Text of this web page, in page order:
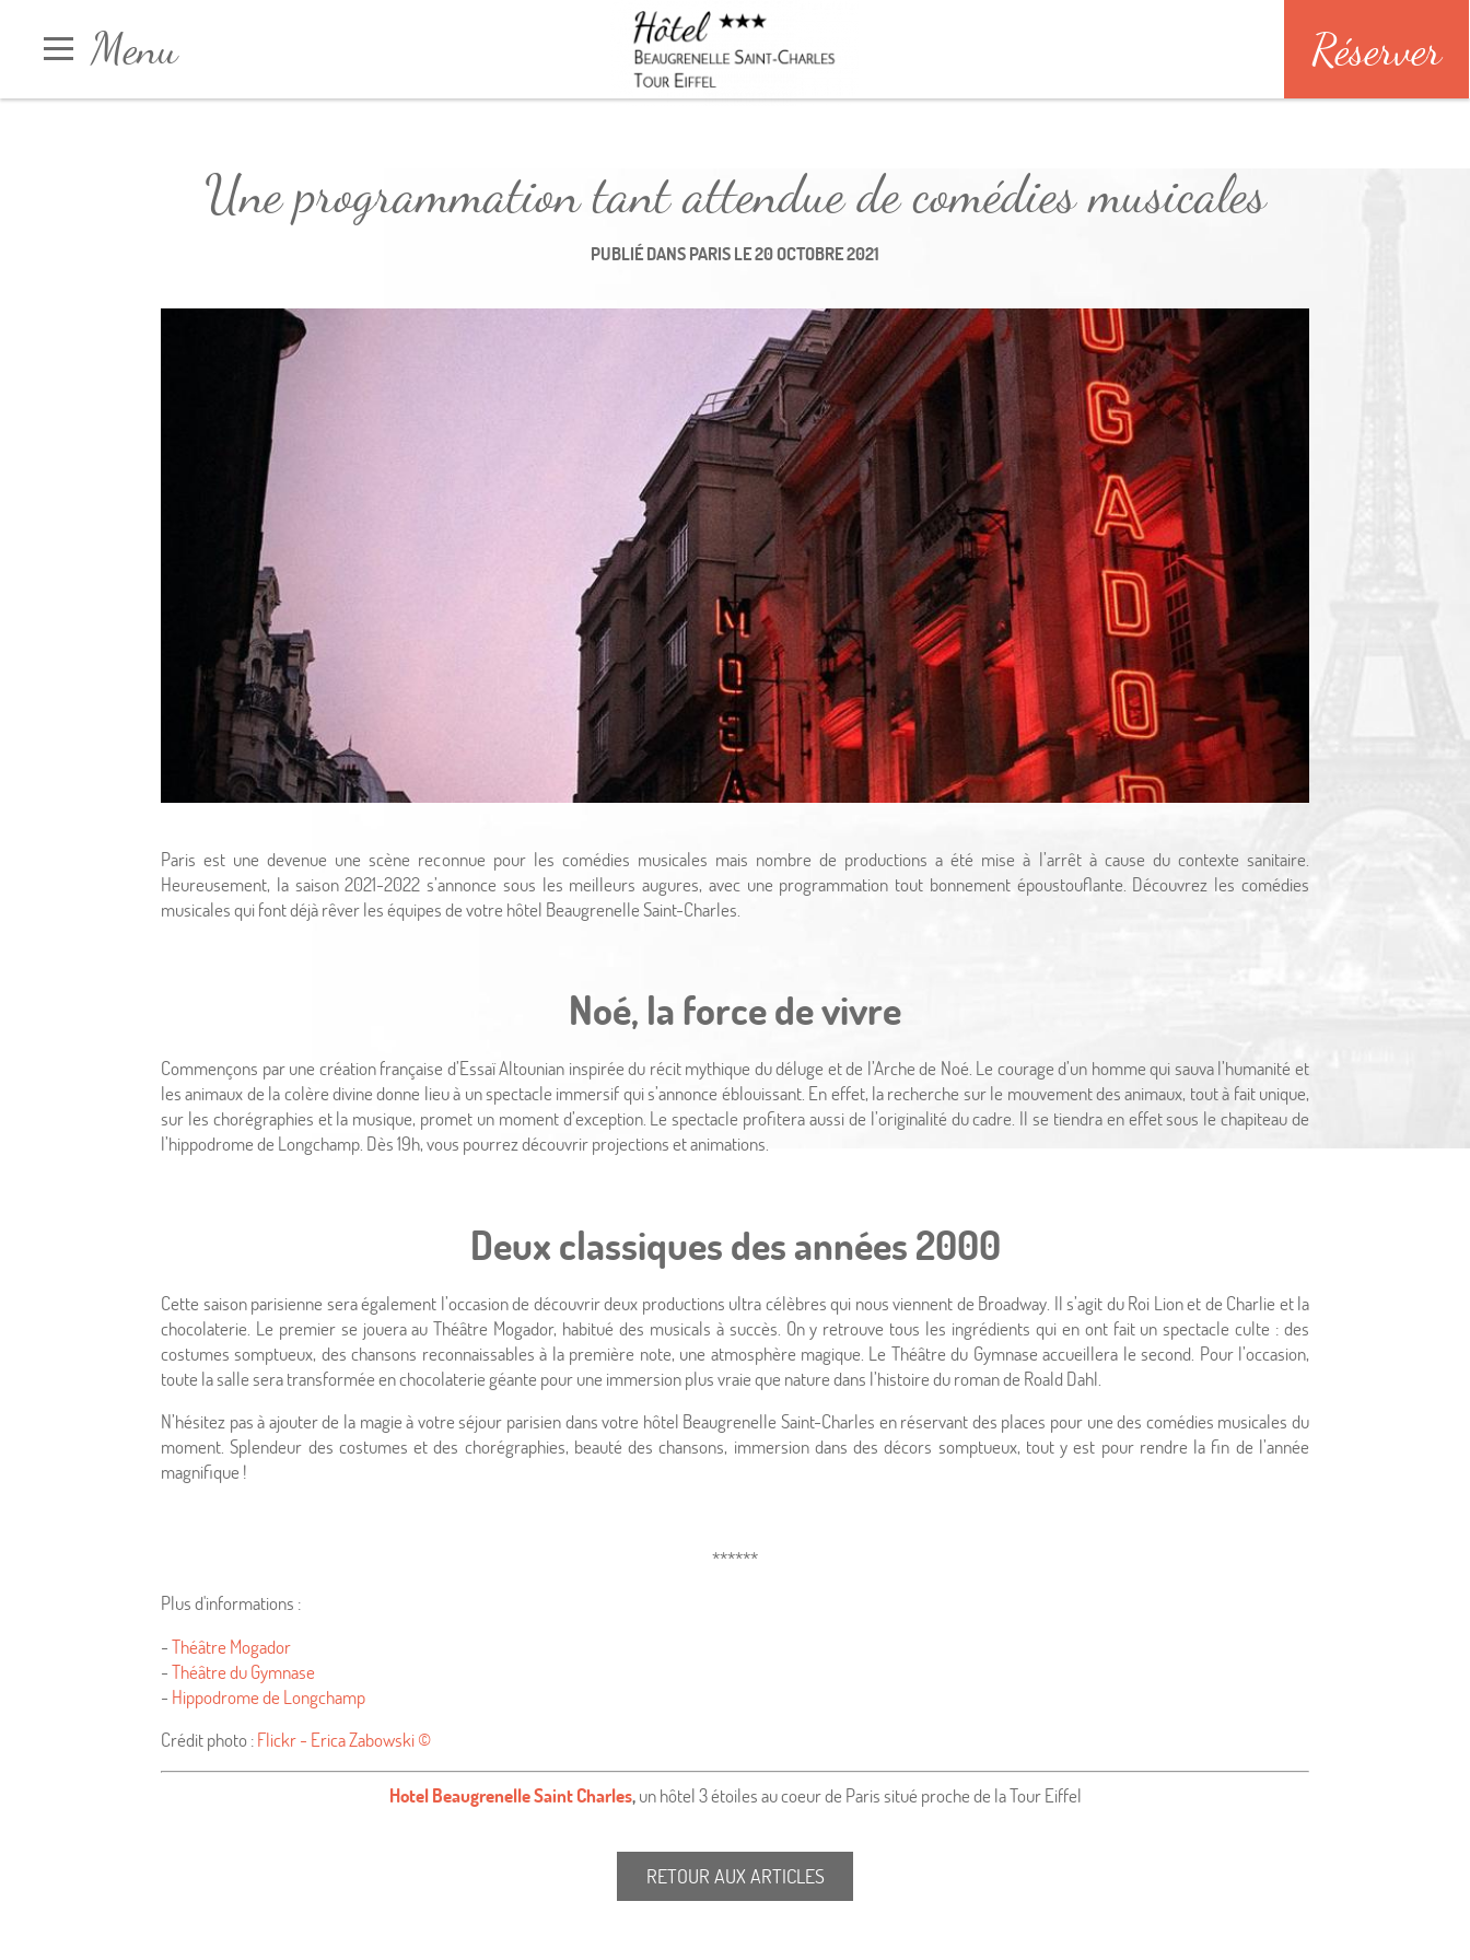
Réserver
Menu
Hôtel & Services
Chambres
Situation
À proximité
Conciergerie
Evénements à ne pas manquer
DÉCOUVRIR
Une programmation tant attendue de comédies musicales
PUBLIÉ DANSPARISLE20 OCTOBRE 2021
Paris est une devenue une scène reconnue pour les comédies musicales mais nombre de productions a été mise à l’arrêt à cause du contexte sanitaire.
Heureusement, la saison 2021-2022 s’annonce sous les meilleurs augures, avec une programmation tout bonnement époustouflante. Découvrez les comédies
musicales qui font déjà rêver les équipes de votre hôtel Beaugrenelle Saint-Charles.
Noé, la force de vivre
Commençons par une création française d’Essaï Altounian inspirée du récit mythique du déluge et de l’Arche de Noé. Le courage d’un homme qui sauva l’humanité et
les animaux de la colère divine donne lieu à un spectacle immersif qui s’annonce éblouissant. En effet, la recherche sur le mouvement des animaux, tout à fait unique,
sur les chorégraphies et la musique, promet un moment d’exception. Le spectacle profitera aussi de l’originalité du cadre. Il se tiendra en effet sous le chapiteau de
l’hippodrome de Longchamp. Dès 19h, vous pourrez découvrir projections et animations.
Deux classiques des années 2000
Cette saison parisienne sera également l’occasion de découvrir deux productions ultra célèbres qui nous viennent de Broadway. Il s’agit du Roi Lion et de Charlie et la
chocolaterie. Le premier se jouera au Théâtre Mogador, habitué des musicals à succès. On y retrouve tous les ingrédients qui en ont fait un spectacle culte : des
costumes somptueux, des chansons reconnaissables à la première note, une atmosphère magique. Le Théâtre du Gymnase accueillera le second. Pour l’occasion,
toute la salle sera transformée en chocolaterie géante pour une immersion plus vraie que nature dans l’histoire du roman de Roald Dahl.
N’hésitez pas à ajouter de la magie à votre séjour parisien dans votre hôtel Beaugrenelle Saint-Charles en réservant des places pour une des comédies musicales du
moment. Splendeur des costumes et des chorégraphies, beauté des chansons, immersion dans des décors somptueux, tout y est pour rendre la fin de l’année
magnifique !
******
Plus d'informations :
-Théâtre Mogador
-Théâtre du Gymnase
- Hippodrome de Longchamp
Crédit photo :Flickr - Erica Zabowski ©
Hotel Beaugrenelle Saint Charles,un hôtel 3 étoiles au coeur de Paris situé proche de la Tour Eiffel
RETOUR AUX ARTICLES